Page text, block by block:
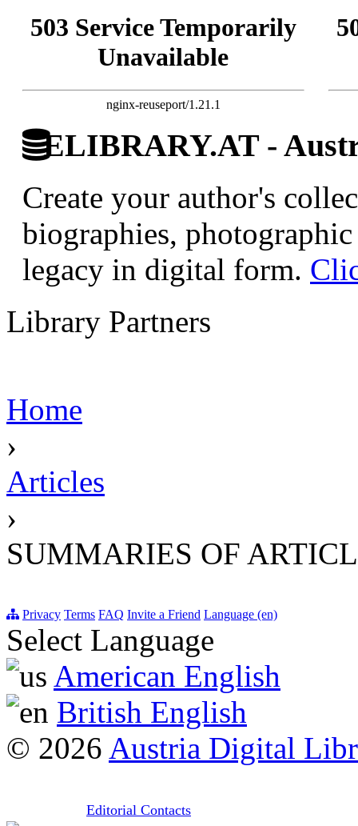
503 Service Temporarily
Unavailable
nginx-reuseport/1.21.1
ELIBRARY.AT -
Create your author's
biographies,
legacy in digital form.
Library Partners
Home
›
Articles
›
SUMMARIES OF
Privacy Terms FAQ Invite a Friend Language (en)
Select Language
American English
British English
© 2026 Austria Digital
Editorial Contacts